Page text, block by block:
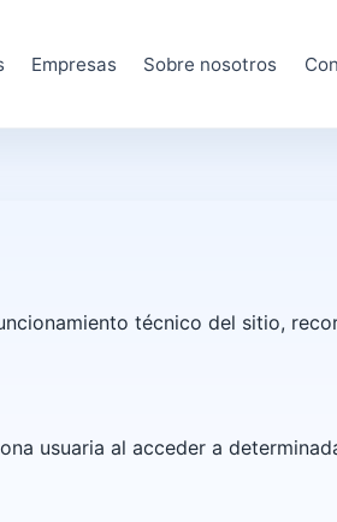
Empresas Sobre nosotros
técnico del sitio,
usuaria al acceder a